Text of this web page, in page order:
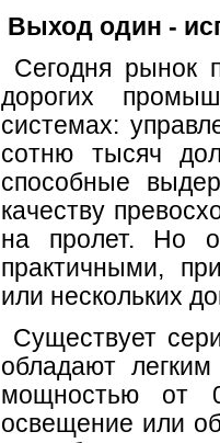
Выход один -
Сегодня рынок
дорогих
системах:
сотню тысяч
способные
качеству
на пролет. Но
практичными,
или нескольких
Существует
обладают
мощностью от
освещение или